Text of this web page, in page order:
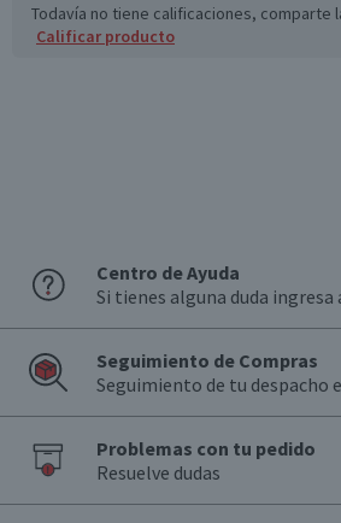
Todavía no tiene calificaciones, comparte
Calificar producto
Centro de Ayuda
Si tienes alguna duda ingresa
Seguimiento de Compras
Seguimiento de tu despacho
Problemas con tu pedido
Resuelve dudas